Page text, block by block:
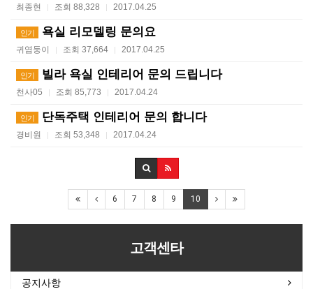
최종현 | 조회 88,328 | 2017.04.25
인기 욕실 리모델링 문의요
귀염둥이 | 조회 37,664 | 2017.04.25
인기 빌라 욕실 인테리어 문의 드립니다
천사05 | 조회 85,773 | 2017.04.24
인기 단독주택 인테리어 문의 합니다
경비원 | 조회 53,348 | 2017.04.24
6 7 8 9 10
고객센타
공지사항